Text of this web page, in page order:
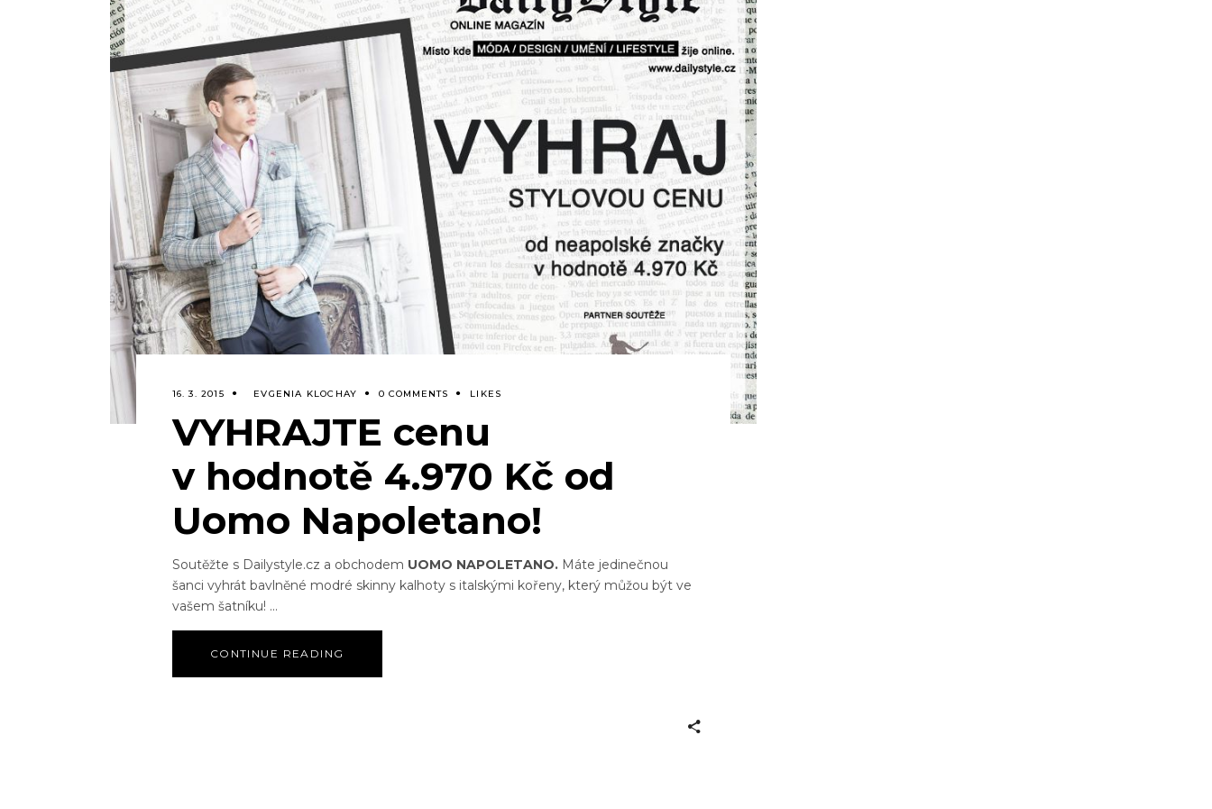
16. 3. 2015 EVGENIA KLOCHAY 0 COMMENTS LIKES
VYHRAJTE cenu
v hodnotě 4.970 Kč od
Uomo Napoletano!
Soutěžte s Dailystyle.cz a obchodem UOMO NAPOLETANO.Máte jedinečnou
šanci vyhrát bavlněné modré skinny kalhoty s italskými kořeny, který můžou být ve
vašem šatníku!
CONTINUE READING